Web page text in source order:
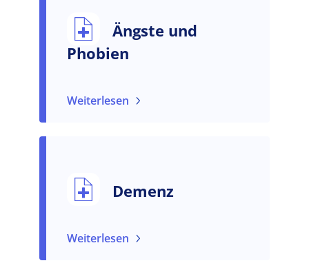
Ängste und
Phobien
Weiterlesen
Demenz
Weiterlesen